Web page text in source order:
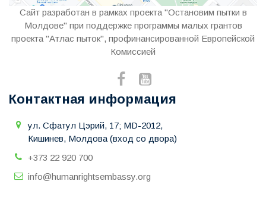
Сайт разработан в рамках проекта "Остановим пытки в
Молдове" при поддержке программы малых грантов
проекта "Атлас пыток", профинансированной Европейской
Комиссией
Контактная информация
ул. Сфатул Цэрий, 17; MD-2012,
Кишинев, Молдова (вход со двора)
+373 22 920 700
info@humanrightsembassy.org